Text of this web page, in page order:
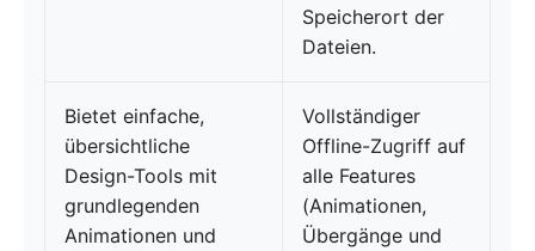
Speicherort der
Dateien.
Bietet einfache,
übersichtliche
Design-Tools mit
grundlegenden
Animationen und
Vollständiger
Offline-Zugriff auf
alle Features
(Animationen,
Übergänge und